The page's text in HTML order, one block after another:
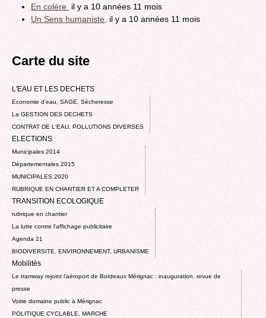
En colère il y a 10 années 11 mois
Un Sens humaniste, il y a 10 années 11 mois
Carte du site
L'EAU ET LES DECHETS
Economie d’eau, SAGE, Sécheresse
La GESTION DES DECHETS
CONTRAT DE L'EAU, POLLUTIONS DIVERSES
ELECTIONS
Municipales 2014
Départementales 2015
MUNICIPALES 2020
RUBRIQUE EN CHANTIER ET A COMPLETER
TRANSITION ECOLOGIQUE
rubrique en chantier
La lutte contre l’affichage publicitaire
Agenda 21
BIODIVERSITE, ENVIRONNEMENT, URBANISME
Mobilités
Le tramway rejoint l'aéroport de Bordeaux Mérignac : inauguration, revue de
presse
Voirie domaine public à Mérignac
POLITIQUE CYCLABLE, MARCHE